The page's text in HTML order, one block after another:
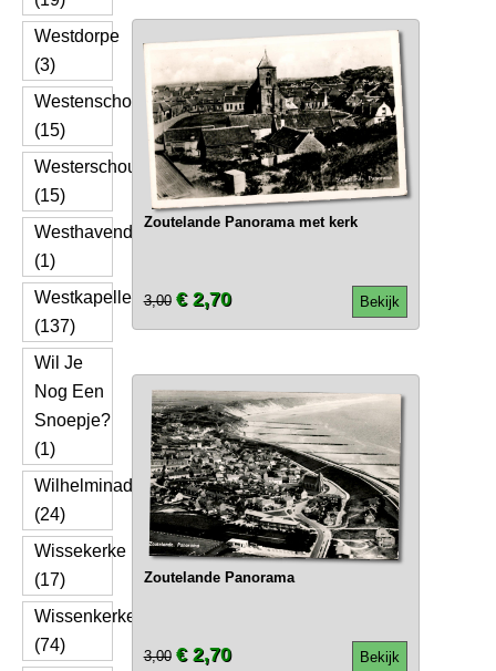
Westdorpe
(3)
Westenschouwen
(15)
Westerschouwen
(15)
Westhavendijk
(1)
Westkapelle
(137)
Wil Je
Nog Een
Snoepje?
(1)
Wilhelminadorp
(24)
Wissekerke
(17)
Wissenkerke
(74)
Zoutelande Panorama met kerk
Bekijk
3,00 € 2,70
Zoutelande Panorama
Bekijk
3,00 € 2,70